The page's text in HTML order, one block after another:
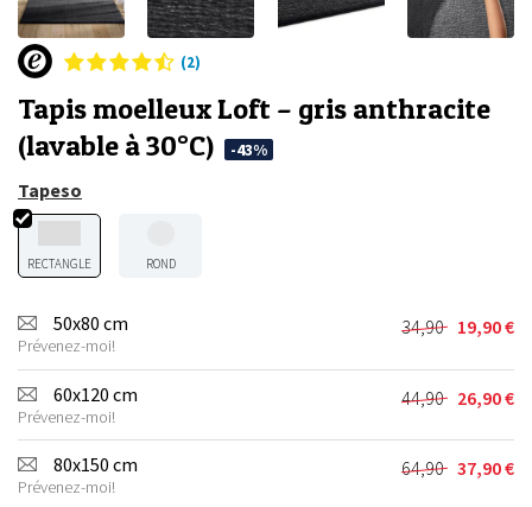
(2)
Tapis moelleux Loft – gris anthracite
(lavable à 30°C)
-43%
Tapeso
RECTANGLE ROND
50x80 cm
Prévenez-moi!
34,90
Le
prix
initial
était :
34,90 €.
19,90€
Le
prix
actuel
est :
19,90 €.
60x120 cm
Prévenez-moi!
44,90
Le
prix
initial
était :
26,90€
Le
prix
actuel
est :
80x150 cm
Prévenez-moi!
64,90
Le 37,90€
Le